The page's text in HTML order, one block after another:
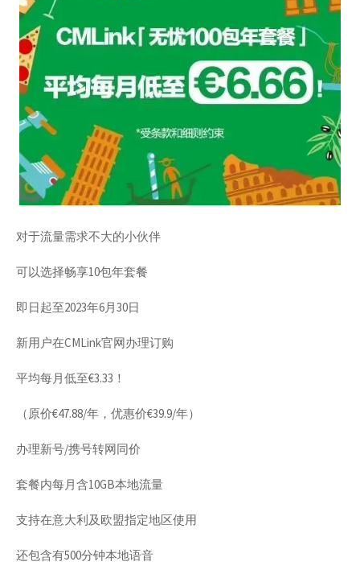
对于流量需求不大的小伙伴
可以选择畅享10包年套餐
即日起至2023年6月30日
新用户在CMLink官网办理订购
平均每月低至€3.33！
（原价€47.88/年，优惠价€39.9/年）
办理新号/携号转网同价
套餐内每月含10GB本地流量
支持在意大利及欧盟指定地区使用
还包含有500分钟本地语音